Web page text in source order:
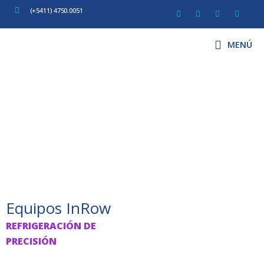
(+5411) 4750.0051
MENÚ
Equipos InRow
REFRIGERACIÓN DE
PRECISIÓN